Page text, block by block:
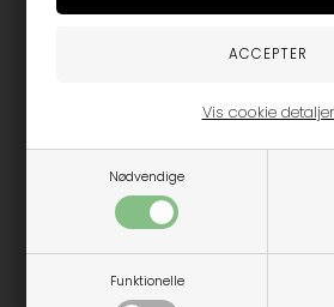
Nødvendige
Funktionelle
Vis cookie detaljer
MÅSKE ER DU OGSÅ
PRODUKTER